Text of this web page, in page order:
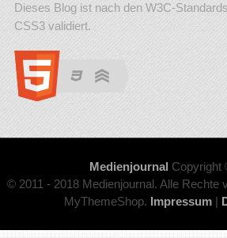
Dieses Blog ist nach den W3C-
CSS3 validiert.
Medienjournal Copyright
© 2011 - 2018 Medienjournal. Alle Rechte
MyThemeShop. Impressum|